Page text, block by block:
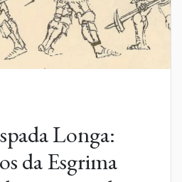
Longa:
da Esgrima